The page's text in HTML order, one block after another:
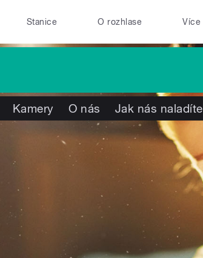
Stanice O rozhlase Více
Kamery O nás Jak nás naladíte